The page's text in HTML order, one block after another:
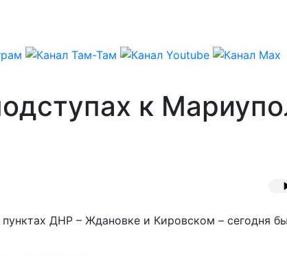
к
ДНР – Ждановке и Кировском – сегодня